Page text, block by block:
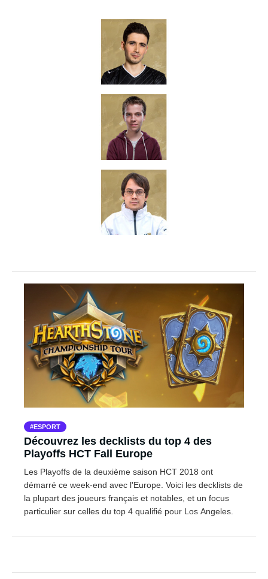
ESPORT
Découvrez les decklists du top 4 des
Playoffs HCT Fall Europe
Les Playoffs de la deuxième saison HCT 2018 ont
démarré ce week-end avec l'Europe. Voici les decklists de
la plupart des joueurs français et notables, et un focus
particulier sur celles du top 4 qualifié pour Los Angeles.